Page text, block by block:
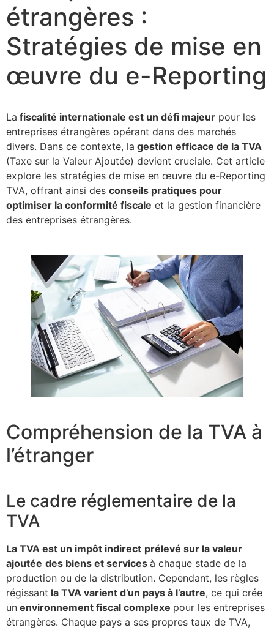
étrangères :
Stratégies de mise en
œuvre du e-Reporting
La fiscalité internationale est un défi majeur pour les
entreprises étrangères opérant dans des marchés
divers. Dans ce contexte, la gestion efficace de la TVA
(Taxe sur la Valeur Ajoutée) devient cruciale. Cet article
explore les stratégies de mise en œuvre du e-Reporting
TVA, offrant ainsi des conseils pratiques pour
optimiser la conformité fiscale et la gestion financière
des entreprises étrangères.
Compréhension de la TVA à
l’étranger
Le cadre réglementaire de la
TVA
La TVA est un impôt indirect prélevé sur la valeur
ajoutée des biens et services à chaque stade de la
production ou de la distribution. Cependant, les règles
régissant la TVA varient d’un pays à l’autre, ce qui crée
un environnement fiscal complexe pour les entreprises
étrangères. Chaque pays a ses propres taux de TVA,